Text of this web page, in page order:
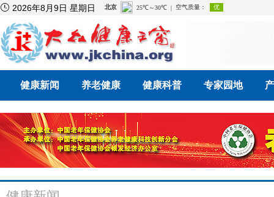
 2026年8月9日 星期日
健康新闻 养老健康 健康科普 专家园地